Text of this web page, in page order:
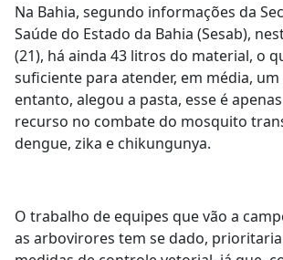
Na Bahia, segundo informações da
Saúde do Estado da Bahia (Sesab),
(21), há ainda 43 litros do material, o
suficiente para atender, em média,
entanto, alegou a pasta, esse é
recurso no combate do mosquito
dengue, zika e chikungunya.
O trabalho de equipes que vão a
as arbovirores tem se dado,